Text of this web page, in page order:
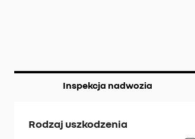
Inspekcja nadwozia
Rodzaj uszkodzenia